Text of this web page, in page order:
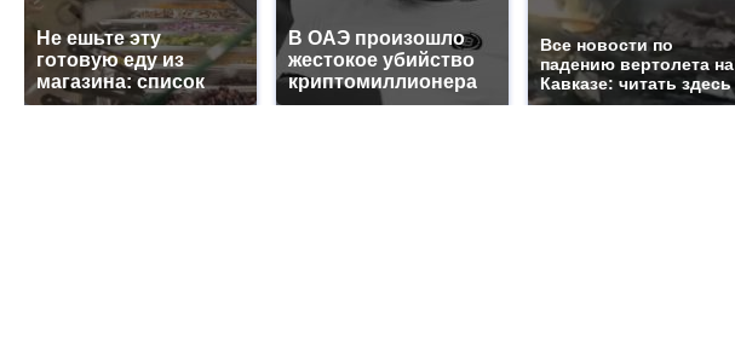
Не ешьте эту
готовую еду из
магазина: список
В ОАЭ произошло
жестокое убийство
криптомиллионера
Все новости по
падению вертолета на
Кавказе: читать здесь